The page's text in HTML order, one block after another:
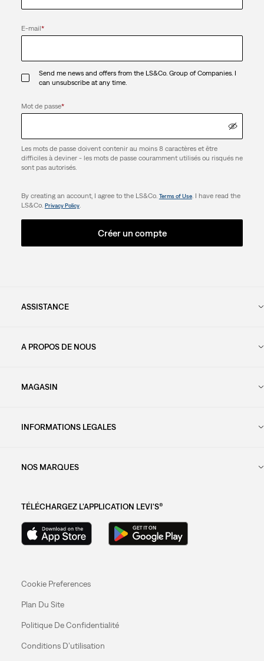
E-mail*
Send me news and offers from the LS&Co. Group of Companies. I
can unsubscribe at any time.
Mot de passe*
Les mots de passe doivent contenir au moins 8 caractères et être
difficiles à deviner - les mots de passe couramment utilisés ou risqués ne
sont pas autorisés.
By creating an account, I agree to the LS&Co. Terms of Use. I have read the
LS&Co. Privacy Policy.
Créer un compte
ASSISTANCE
A PROPOS DE NOUS
MAGASIN
INFORMATIONS LEGALES
NOS MARQUES
TÉLÉCHARGEZ L'APPLICATION LEVI'S®
Cookie Preferences
Plan Du Site
Politique De Confidentialité
Conditions D’utilisation